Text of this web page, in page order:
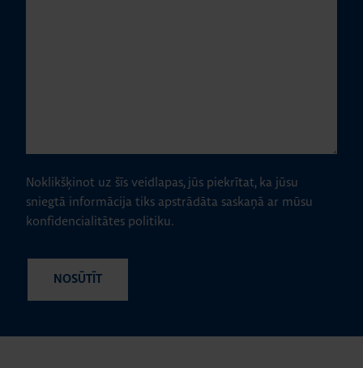
Noklikšķinot uz šīs veidlapas, jūs piekrītat, ka jūsu
sniegtā informācija tiks apstrādāta saskaņā ar mūsu
konfidencialitātes politiku.